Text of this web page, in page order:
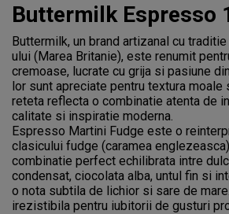
Buttermilk Espresso
Buttermilk, un brand artizanal cu
ului (Marea Britanie), este renumit
cremoase, lucrate cu grija si pasiune
lor sunt apreciate pentru textura moale
reteta reflecta o combinatie atenta de
calitate si inspiratie moderna.
Espresso Martini Fudge este o
clasicului fudge (caramea
combinatie perfect echilibrata intre
condensat, ciocolata alba, untul fin si
o nota subtila de lichior si sare de
irezistibila pentru iubitorii de gusturi